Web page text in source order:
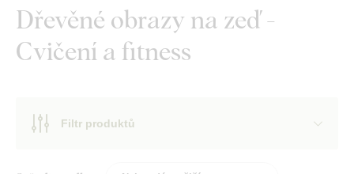
Dřevěné obrazy na zeď -
Cvičení a fitness
Filtr produktů